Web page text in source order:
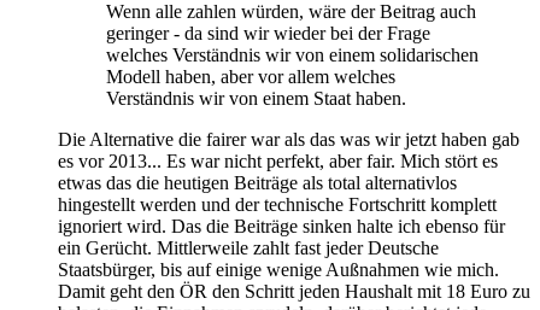
Wenn alle zahlen würden, wäre der Beitrag auch
geringer - da sind wir wieder bei der Frage
welches Verständnis wir von einem solidarischen
Modell haben, aber vor allem welches
Verständnis wir von einem Staat haben.
Die Alternative die fairer war als das was wir jetzt haben gab
es vor 2013... Es war nicht perfekt, aber fair. Mich stört es
etwas das die heutigen Beiträge als total alternativlos
hingestellt werden und der technische Fortschritt komplett
ignoriert wird. Das die Beiträge sinken halte ich ebenso für
ein Gerücht. Mittlerweile zahlt fast jeder Deutsche
Staatsbürger, bis auf einige wenige Außnahmen wie mich.
Damit geht den ÖR den Schritt jeden Haushalt mit 18 Euro zu